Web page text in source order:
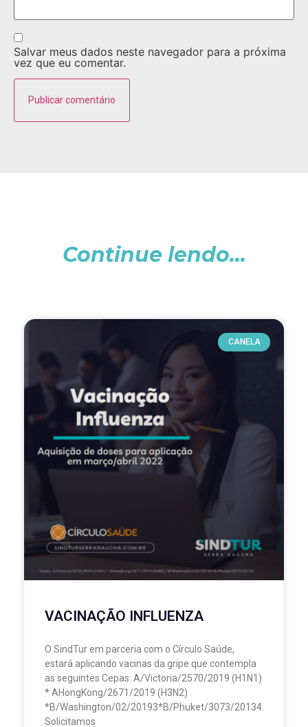
Salvar meus dados neste navegador para a próxima
vez que eu comentar.
Continue lendo...
CANELA
VACINAÇÃO INFLUENZA
O SindTur em parceria com o Círculo Saúde,
estará aplicando vacinas da gripe que contempla
as seguintes Cepas: A/Victoria/2570/2019 (H1N1)
* AHongKong/2671/2019 (H3N2)
*B/Washington/02/20193*B/Phuket/3073/20134.
Solicitamos